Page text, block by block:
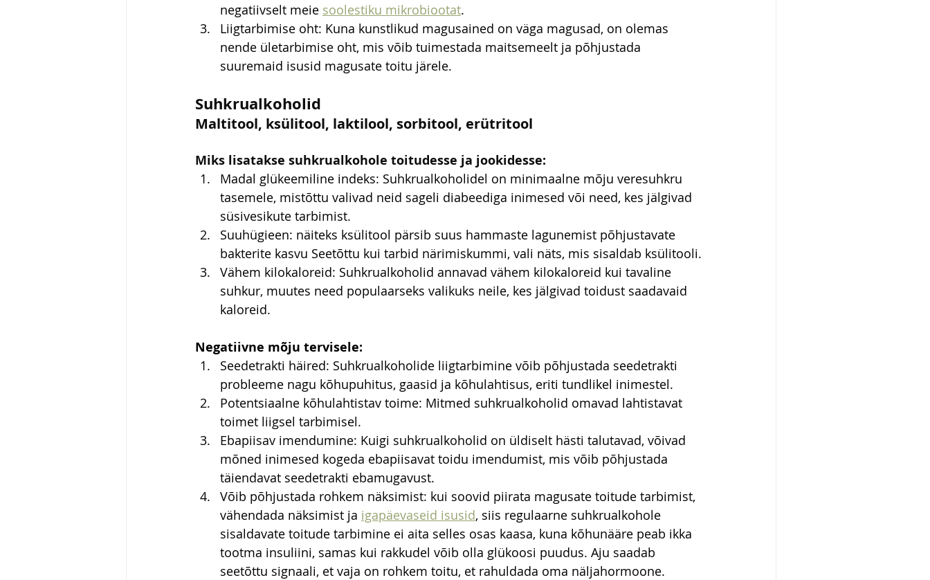
negatiivselt meie soolestiku mikrobiootat.
Liigtarbimise oht: Kuna kunstlikud magusained on väga magusad, on olemas
nende ületarbimise oht, mis võib tuimestada maitsemeelt ja põhjustada
suuremaid isusid magusate toitu järele.
Suhkrualkoholid
Maltitool, ksülitool, laktilool, sorbitool, erütritool
Miks lisatakse suhkrualkohole toitudesse ja jookidesse:
Madal glükeemiline indeks: Suhkrualkoholidel on minimaalne mõju veresuhkru
tasemele, mistõttu valivad neid sageli diabeediga inimesed või need, kes jälgivad
süsivesikute tarbimist.
Suuhügieen: näiteks ksülitool pärsib suus hammaste lagunemist põhjustavate
bakterite kasvu Seetõttu kui tarbid närimiskummi, vali näts, mis sisaldab ksülitooli.
Vähem kilokaloreid: Suhkrualkoholid annavad vähem kilokaloreid kui tavaline
suhkur, muutes need populaarseks valikuks neile, kes jälgivad toidust saadavaid
kaloreid.
Negatiivne mõju tervisele:
Seedetrakti häired: Suhkrualkoholide liigtarbimine võib põhjustada seedetrakti
probleeme nagu kõhupuhitus, gaasid ja kõhulahtisus, eriti tundlikel inimestel.
Potentsiaalne kõhulahtistav toime: Mitmed suhkrualkoholid omavad lahtistavat
toimet liigsel tarbimisel.
Ebapiisav imendumine: Kuigi suhkrualkoholid on üldiselt hästi talutavad, võivad
mõned inimesed kogeda ebapiisavat toidu imendumist, mis võib põhjustada
täiendavat seedetrakti ebamugavust.
Võib põhjustada rohkem näksimist: kui soovid piirata magusate toitude tarbimist,
vähendada näksimist ja igapäevaseid isusid, siis regulaarne suhkrualkohole
sisaldavate toitude tarbimine ei aita selles osas kaasa, kuna kõhunääre peab ikka
tootma insuliini, samas kui rakkudel võib olla glükoosi puudus. Aju saadab
seetõttu signaali, et vaja on rohkem toitu, et rahuldada oma näljahormoone.